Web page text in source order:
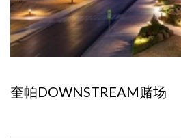
奎帕DOWNSTREAM赌场